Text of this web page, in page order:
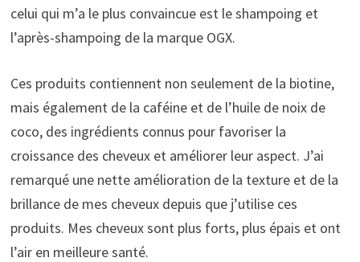
celui qui m’a le plus convaincue est le shampoing et
l’après-shampoing de la marque OGX.
Ces produits contiennent non seulement de la biotine,
mais également de la caféine et de l’huile de noix de
coco, des ingrédients connus pour favoriser la
croissance des cheveux et améliorer leur aspect. J’ai
remarqué une nette amélioration de la texture et de la
brillance de mes cheveux depuis que j’utilise ces
produits. Mes cheveux sont plus forts, plus épais et ont
l’air en meilleure santé.